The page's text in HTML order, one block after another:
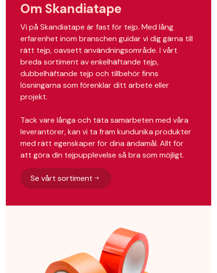
Om Skandiatape
Vi på Skandiatape är fast för tejp. Med lång
erfarenhet inom branschen guidar vi dig gärna till
rätt tejp, oavsett användningsområde. I vårt
breda sortiment av enkelhäftande tejp,
dubbelhäftande tejp och tillbehör finns
lösningarna som förenklar ditt arbete eller
projekt.
Tack vare långa och täta samarbeten med våra
leverantörer, kan vi ta fram kundunika produkter
med rätt egenskaper för dina ändamål. Allt för
att göra din tejpupplevelse så bra som möjligt.
Se vårt sortiment